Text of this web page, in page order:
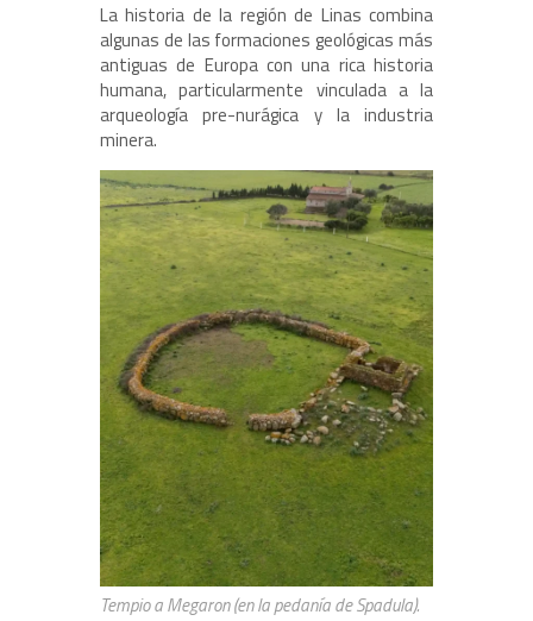
La historia de la región de Linas combina
algunas de las formaciones geológicas más
antiguas de Europa con una rica historia
humana, particularmente vinculada a la
arqueología pre-nurágica y la industria
minera.
Tempio a Megaron (en la pedanía de Spadula).